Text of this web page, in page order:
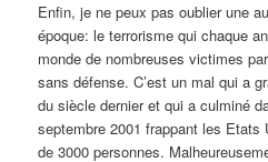
Enfin, je ne peux pas oublier une
époque: le terrorisme qui chaque
monde de nombreuses victimes
sans défense. C’est un mal qui a
du siècle dernier et qui a culminé
septembre 2001 frappant les Etats
de 3000 personnes.